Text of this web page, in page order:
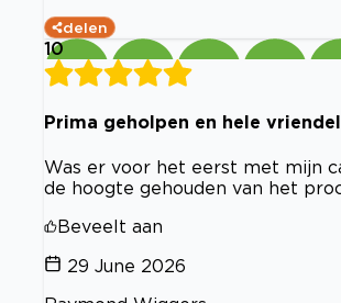
delen
10
Prima geholpen en hele
Was er voor het eerst met mijn
de hoogte gehouden van het
Beveelt aan
29 June 2026